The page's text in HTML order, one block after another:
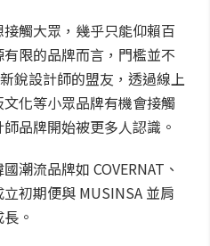
觸大眾，幾乎只能仰賴百
限的品牌而言，門檻並不
銳設計師的盟友，透過線上
化等小眾品牌有機會接觸
品牌開始被更多人認識。
潮流品牌如 COVERNAT、
初期便與 MUSINSA 並肩
。